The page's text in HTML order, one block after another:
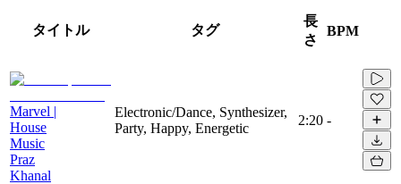
タイトル タグ
長
さ
BPM
Marvel |
House
Music
Praz
Khanal
Electronic/Dance, Synthesizer,
Party, Happy, Energetic
2:20 -